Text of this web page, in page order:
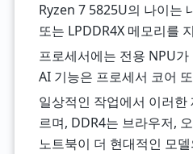
Ryzen 7 5825U의 나이는
또는 LPDDR4X 메모리를
프로세서에는 전용 NPU
AI 기능은 프로세서 코어
일상적인 작업에서 이러한
르며, DDR4는 브라우저,
노트북이 더 현대적인 모